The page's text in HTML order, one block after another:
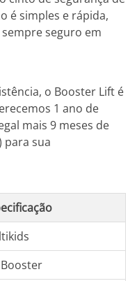
é simples e rápida,
seguro em
o Booster Lift é
1 ano de
mais 9 meses de
para sua